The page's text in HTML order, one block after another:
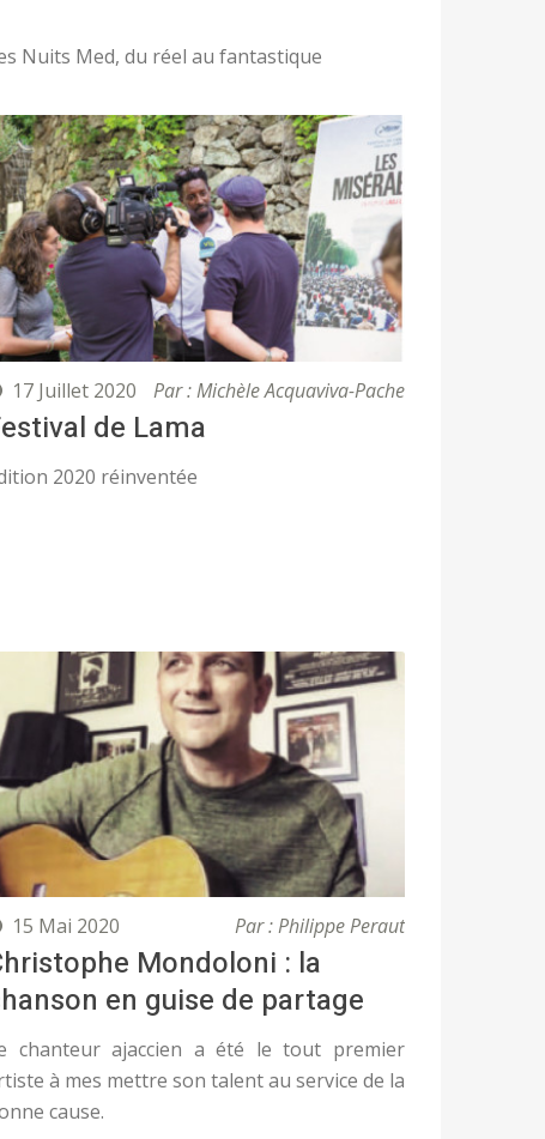
Nuits Med, du réel au fantastique
17 Juillet 2020 Par : Michèle Acquaviva-Pache
de Lama
2020 réinventée
15 Mai 2020 Par : Philippe Peraut
Mondoloni : la
en guise de partage
chanteur ajaccien a été le tout premier
à mes mettre son talent au service de la
cause.